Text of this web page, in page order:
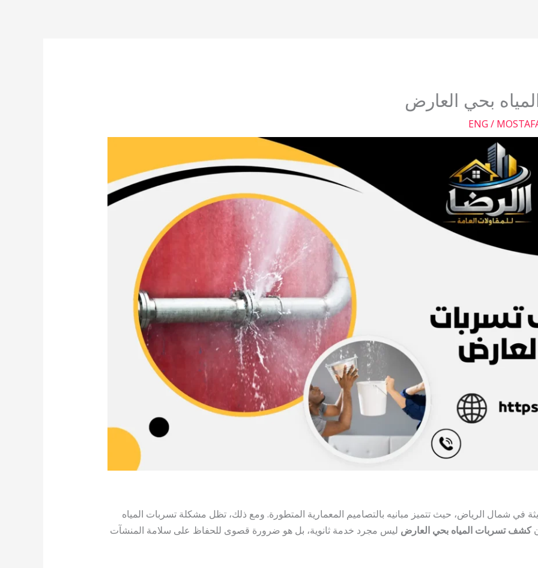
بحي العارض
ENG /
في شمال الرياض، حيث تتميز مبانيه بالتصاميم المعمارية المتطورة. ومع ذلك، تظل مشكلة تسربات المياه
كشف تسربات المياه بحي العارض ليس مجرد خدمة ثانوية، بل هو ضرورة قصوى للحفاظ على سلامة المنشآت